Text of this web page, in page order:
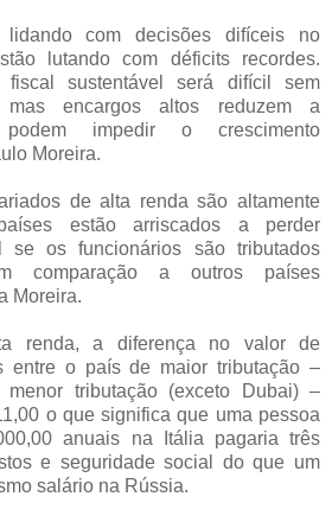
lidando com decisões difíceis no
lutando com déficits recordes.
fiscal sustentável será difícil sem
mas encargos altos reduzem a
impedir o crescimento
Moreira.
de alta renda são altamente
estão arriscados a perder
se os funcionários são tributados
comparação a outros países
Moreira.
renda, a diferença no valor de
entre o país de maior tributação –
tributação (exceto Dubai) –
o que significa que uma pessoa
anuais na Itália pagaria três
e seguridade social do que um
salário na Rússia.